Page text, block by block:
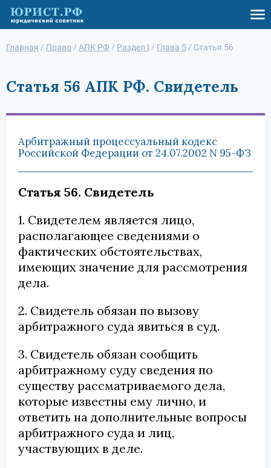
Главная / Право / АПК РФ / Раздел I / Глава 5 / Статья 56
Статья 56 АПК РФ. Свидетель
Арбитражный процессуальный кодекс
Российской Федерации от 24.07.2002 N 95-ФЗ
Статья 56. Свидетель
1. Свидетелем является лицо,
располагающее сведениями о
фактических обстоятельствах,
имеющих значение для рассмотрения
дела.
2. Свидетель обязан по вызову
арбитражного суда явиться в суд.
3. Свидетель обязан сообщить
арбитражному суду сведения по
существу рассматриваемого дела,
которые известны ему лично, и
ответить на дополнительные вопросы
арбитражного суда и лиц,
участвующих в деле.